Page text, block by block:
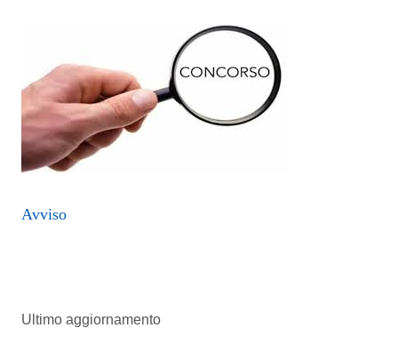
Avviso
Ultimo aggiornamento